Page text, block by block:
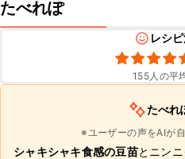
たべれぽ
レシ
155人の平
たべれ
※ユーザーの声をAIが
シャキシャキ食感の豆苗とニン